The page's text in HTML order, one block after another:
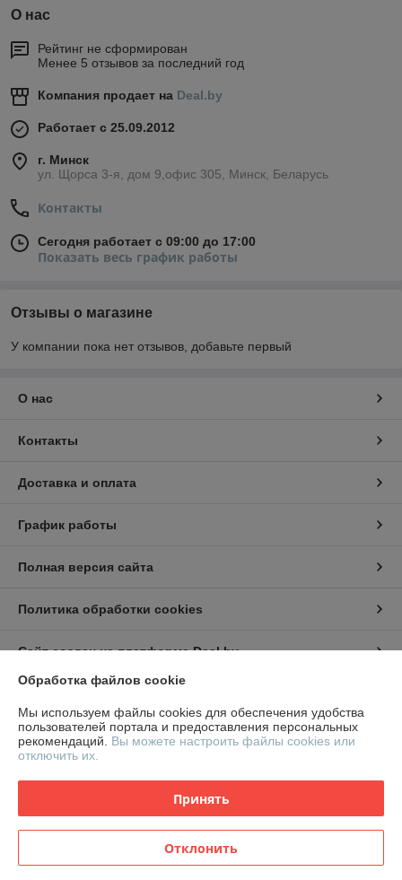
О нас
Рейтинг не сформирован
Менее 5 отзывов за последний год
Компания продает на Deal.by
Работает с 25.09.2012
г. Минск
ул. Щорса 3-я, дом 9,офис 305, Минск, Беларусь
Контакты
Сегодня работает с 09:00 до 17:00
Показать весь график работы
Отзывы о магазине
У компании пока нет отзывов, добавьте первый
О нас
Контакты
Доставка и оплата
График работы
Полная версия сайта
Политика обработки cookies
Сайт создан на платформе Deal.by
Информация для покупателя
Юридическое лицо: ООО "СтилТехГрупп"
220069, г. Минск, ул. Щорса 3-я, дом 9,офис 305
Регистрационный орган: Минский горисполком
Дата регистрации компании: 19.03.2015
Обработка файлов cookie
Мы используем файлы cookies для обеспечения удобства
пользователей портала и предоставления персональных
рекомендаций. Вы можете настроить файлы cookies или
отключить их.
Принять
Отклонить